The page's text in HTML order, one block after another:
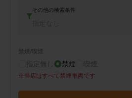
その他の検索条件
禁煙/喫煙
指定無し 禁煙 喫煙
※ 当店はすべて禁煙車両です